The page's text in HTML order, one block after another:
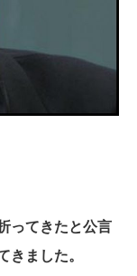
ってきたと公言
きました。